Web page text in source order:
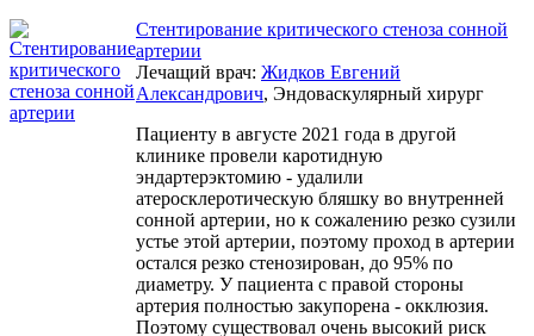
Стентирование критического стеноза сонной
артерии
Лечащий врач: Жидков Евгений
Александрович, Эндоваскулярный хирург
Пациенту в августе 2021 года в другой
клинике провели каротидную
эндартерэктомию - удалили
атеросклеротическую бляшку во внутренней
сонной артерии, но к сожалению резко сузили
устье этой артерии, поэтому проход в артерии
остался резко стенозирован, до 95% по
диаметру. У пациента с правой стороны
артерия полностью закупорена - окклюзия.
Поэтому существовал очень высокий риск